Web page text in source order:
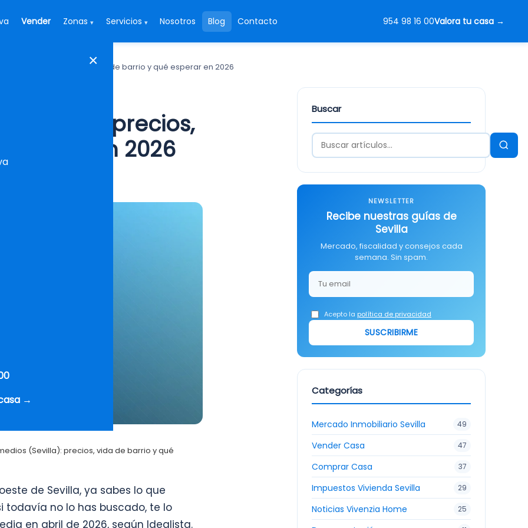
Vender Zonas ▾ Servicios ▾ Nosotros Blog Contacto 954 98 16 00Valora tu casa
×
→
(Sevilla): precios, vida de barrio y qué esperar en 2026
(Sevilla): precios,
en 2026
(Sevilla): precios, vida de barrio y qué
de Sevilla, ya sabes lo que
todavía no lo has buscado, te lo
en abril de 2026, según Idealista.
Buscar
NEWSLETTER
Recibe nuestras guías de
Sevilla
Mercado, fiscalidad y consejos cada
semana. Sin spam.
Acepto la política de privacidad
SUSCRIBIRME
Categorías
Mercado Inmobiliario Sevilla 49
Vender Casa 47
Comprar Casa 37
Impuestos Vivienda Sevilla 29
Noticias Vivenzia Home 25